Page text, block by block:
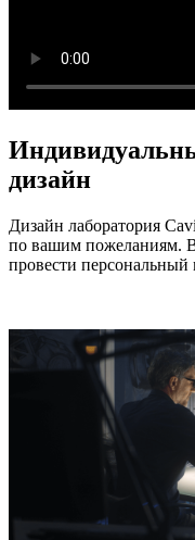
дизайн
Дизайн лаборатория
по вашим пожеланиям.
провести персональный